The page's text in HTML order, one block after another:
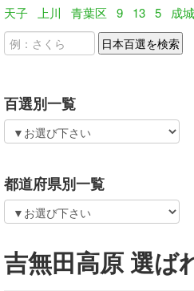
天子 上川 青葉区 9 13 5 成城
百選別一覧
都道府県別一覧
吉無田高原 選ば